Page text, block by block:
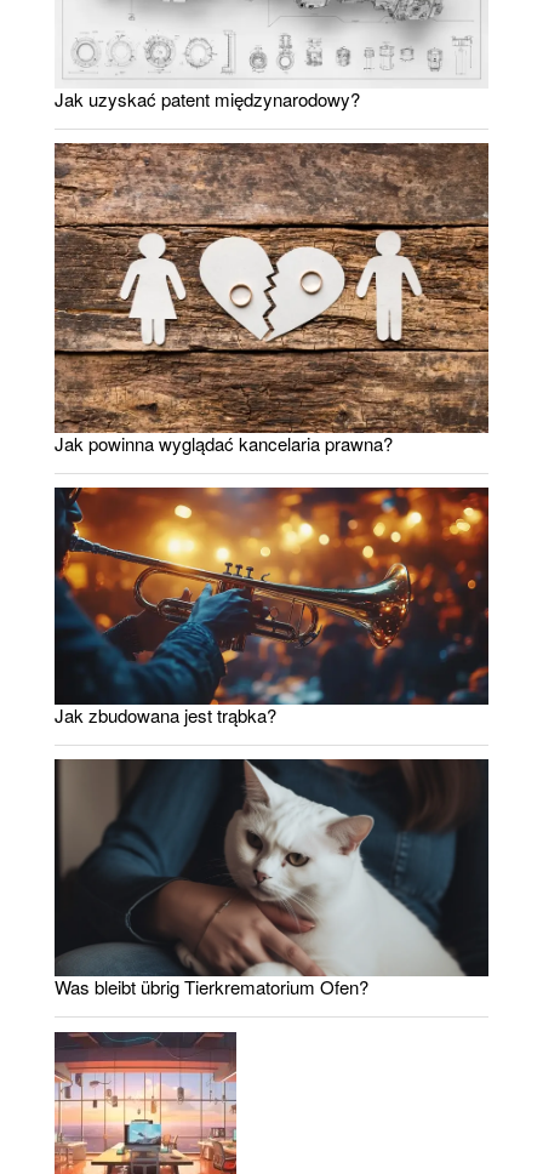
Jak uzyskać patent międzynarodowy?
Jak powinna wyglądać kancelaria prawna?
Jak zbudowana jest trąbka?
Was bleibt übrig Tierkrematorium Ofen?